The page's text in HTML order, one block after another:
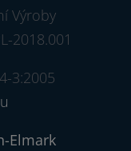
Výroby
2018.001
3:2005
Elmark